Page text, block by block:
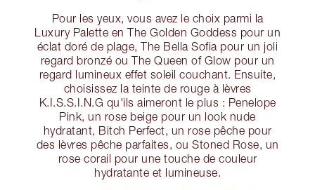
Pour les yeux, vous avez le choix parmi la
Luxury Palette en The Golden Goddess pour un
éclat doré de plage, The Bella Sofia pour un joli
regard bronzé ou The Queen of Glow pour un
regard lumineux effet soleil couchant. Ensuite,
choisissez la teinte de rouge à lèvres
K.I.S.S.I.N.G qu'ils aimeront le plus : Penelope
Pink, un rose beige pour un look nude
hydratant, Bitch Perfect, un rose pêche pour
des lèvres pêche parfaites, ou Stoned Rose, un
rose corail pour une touche de couleur
hydratante et lumineuse.